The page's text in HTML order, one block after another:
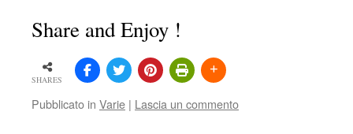
Share and Enjoy !
SHARES
Pubblicato in Varie | Lascia un commento